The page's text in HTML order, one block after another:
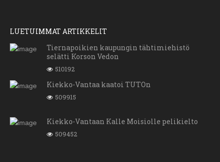
LUETUIMMAT ARTIKKELIT
Tiernapoikien kaupungin tähtimiehistö
selätti Korson Vedon
510192
Kiekko-Vantaa kaatoi TUTOn
509915
Kiekko-Vantaan Kalle Moisiolle pelikielto
509452